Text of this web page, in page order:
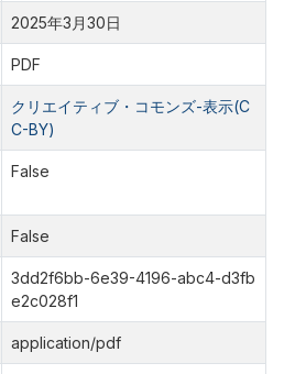
2025年3月30日
PDF
クリエイティブ・コモンズ-表示(C
C-BY)
False
False
3dd2f6bb-6e39-4196-abc4-d3fb
e2c028f1
application/pdf